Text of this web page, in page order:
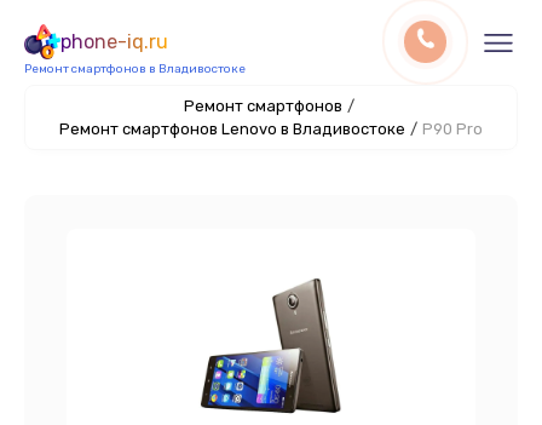
phone-iq.ru
Ремонт смартфонов в Владивостоке
Ремонт смартфонов /
Ремонт смартфонов Lenovo в Владивостоке / P90 Pro